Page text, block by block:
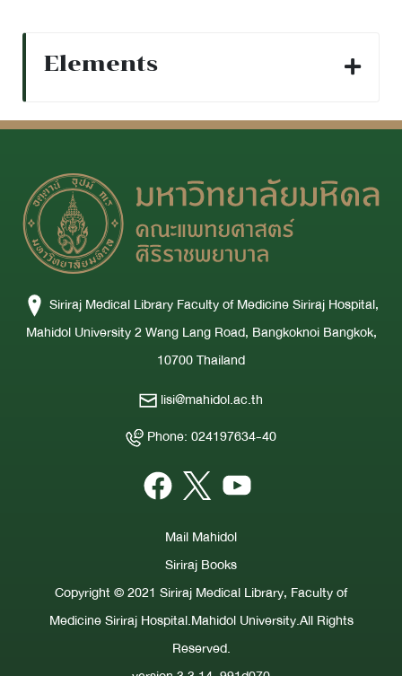
Elements
Siriraj Medical Library Faculty of Medicine Siriraj Hospital,
Mahidol University 2 Wang Lang Road, Bangkoknoi Bangkok,
10700 Thailand
lisi@mahidol.ac.th
Phone: 024197634-40
Mail Mahidol
Siriraj Books
Copyright © 2021 Siriraj Medical Library, Faculty of
Medicine Siriraj Hospital.Mahidol University.All Rights
Reserved.